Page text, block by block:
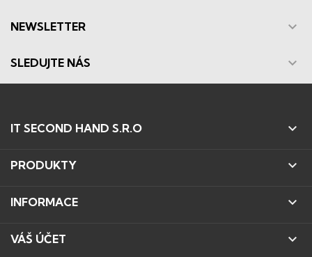
NEWSLETTER 
SLEDUJTE NÁS 
IT SECOND HAND S.R.O 
PRODUKTY 
INFORMACE 
VÁŠ ÚČET 